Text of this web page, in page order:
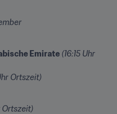
Emirate (16:15 Uhr
Ortszeit)
Ortszeit)